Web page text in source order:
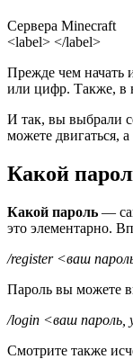
Сервера Minecraft
<label> </label>
Прежде чем начать
или цифр. Также, в
И так, вы выбрали
можете двигаться,
Какой
Какой пароль —
это элементарно.
/register <ваш
Пароль вы можете
/login <ваш пароль,
Смотрите также